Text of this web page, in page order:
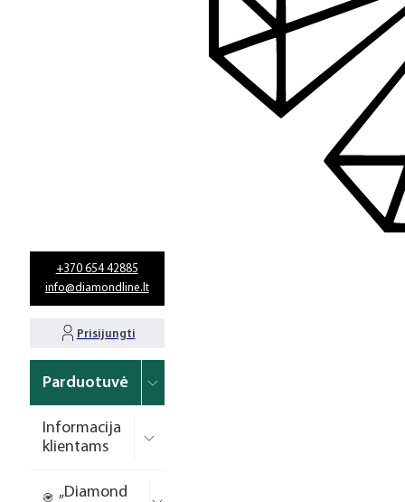
+370 654 42885
info@diamondline.lt
Prisijungti
Parduotuvė
Informacija
klientams
„Diamond